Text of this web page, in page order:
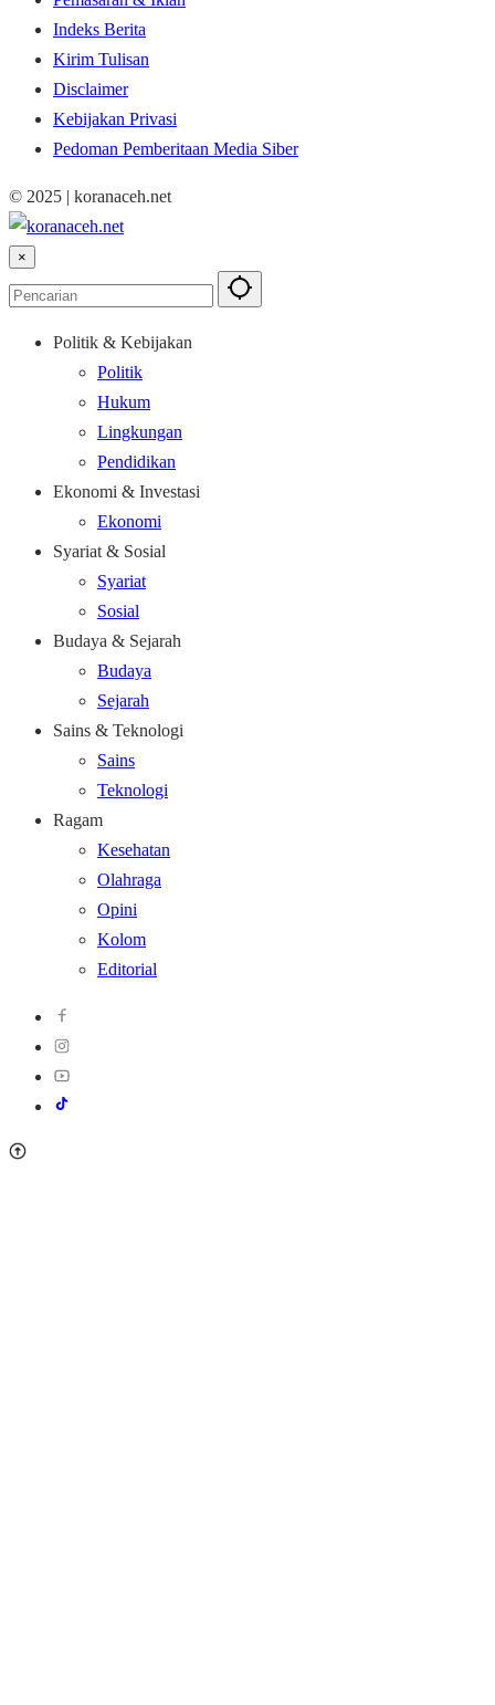
Indeks Berita
Kirim Tulisan
Disclaimer
Kebijakan Privasi
Pedoman Pemberitaan Media Siber
© 2025 | koranaceh.net
×
Politik & Kebijakan
Politik
Hukum
Lingkungan
Pendidikan
Ekonomi & Investasi
Ekonomi
Syariat & Sosial
Syariat
Sosial
Budaya & Sejarah
Budaya
Sejarah
Sains & Teknologi
Sains
Teknologi
Ragam
Kesehatan
Olahraga
Opini
Kolom
Editorial